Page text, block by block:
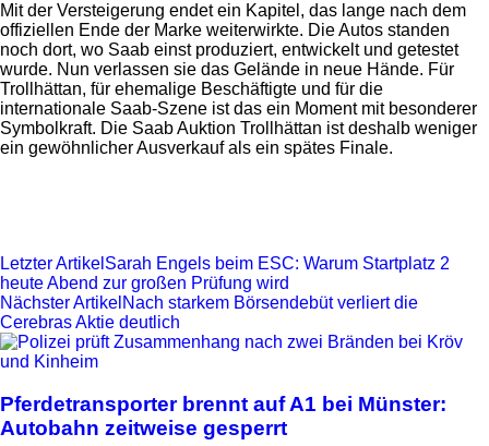
Mit der Versteigerung endet ein Kapitel, das lange nach dem
offiziellen Ende der Marke weiterwirkte. Die Autos standen
noch dort, wo Saab einst produziert, entwickelt und getestet
wurde. Nun verlassen sie das Gelände in neue Hände. Für
Trollhättan, für ehemalige Beschäftigte und für die
internationale Saab-Szene ist das ein Moment mit besonderer
Symbolkraft. Die Saab Auktion Trollhättan ist deshalb weniger
ein gewöhnlicher Ausverkauf als ein spätes Finale.
Letzter Artikel Sarah Engels beim ESC: Warum Startplatz 2
heute Abend zur großen Prüfung wird
Nächster Artikel Nach starkem Börsendebüt verliert die
Cerebras Aktie deutlich
Pferdetransporter brennt auf A1 bei Münster:
Autobahn zeitweise gesperrt